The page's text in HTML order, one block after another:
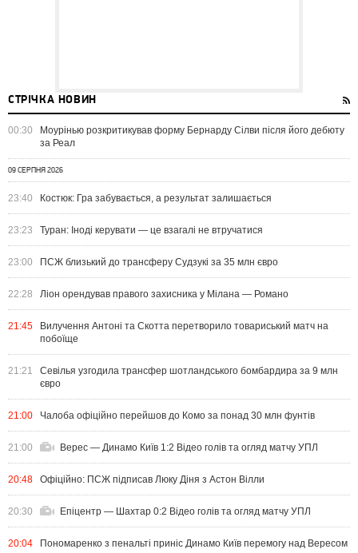
СТРІЧКА НОВИН
00:30
Моурінью розкритикував форму Бернарду Сілви після його дебюту
за Реал
09 СЕРПНЯ 2026
23:40 Костюк: Гра забувається, а результат залишається
23:23 Туран: Іноді керувати — це взагалі не втручатися
23:00 ПСЖ близький до трансферу Судзукі за 35 млн євро
22:28 Ліон орендував правого захисника у Мілана — Романо
21:45
Вилучення Антоні та Скотта перетворило товариський матч на
побоїще
21:21
Севілья узгодила трансфер шотландського бомбардира за 9 млн
євро
21:00 Чалоба офіційно перейшов до Комо за понад 30 млн фунтів
21:00 Верес — Динамо Київ 1:2 Відео голів та огляд матчу УПЛ
20:48 Офіційно: ПСЖ підписав Люку Діня з Астон Вілли
20:30 Епіцентр — Шахтар 0:2 Відео голів та огляд матчу УПЛ
20:04 Пономаренко з пенальті приніс Динамо Київ перемогу над Вересом